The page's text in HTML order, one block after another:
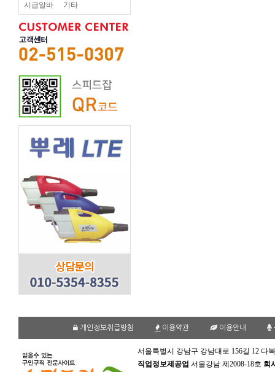
시급알바 기타
개인정보취급방침 이용약관 이용안내
서울특별시 강남구 강남대로 156길 12 다
직업정보제공업 서울강남 제2008-18호 회